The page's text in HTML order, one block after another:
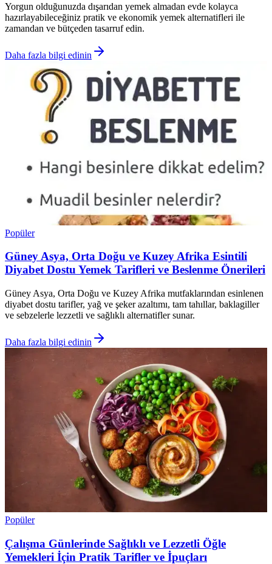
Yorgun olduğunuzda dışarıdan yemek almadan evde kolayca
hazırlayabileceğiniz pratik ve ekonomik yemek alternatifleri ile
zamandan ve bütçeden tasarruf edin.
Daha fazla bilgi edinin
Popüler
Güney Asya, Orta Doğu ve Kuzey Afrika Esintili
Diyabet Dostu Yemek Tarifleri ve Beslenme Önerileri
Güney Asya, Orta Doğu ve Kuzey Afrika mutfaklarından esinlenen
diyabet dostu tarifler, yağ ve şeker azaltımı, tam tahıllar, baklagiller
ve sebzelerle lezzetli ve sağlıklı alternatifler sunar.
Daha fazla bilgi edinin
Popüler
Çalışma Günlerinde Sağlıklı ve Lezzetli Öğle
Yemekleri İçin Pratik Tarifler ve İpuçları